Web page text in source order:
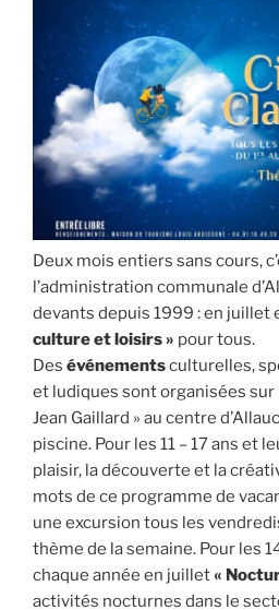
Deux mois entiers sans cours,
l’administration communale
devants depuis 1999 : en juillet
culture et loisirs » pour tous.
Des événementsculturelles,
et ludiques sont organisées
Jean Gaillard » au centre
piscine. Pour les 11 – 17 ans et
plaisir, la découverte et la
mots de ce programme de
une excursion tous les
thème de la semaine. Pour les
chaque année en juillet«
activités nocturnes dans le